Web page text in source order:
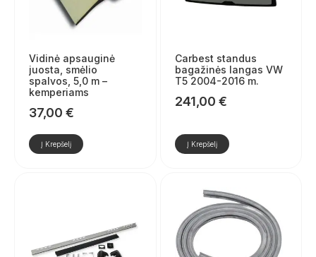
Vidinė apsauginė
juosta, smėlio
spalvos, 5,0 m –
kemperiams
37,00 €
Į Krepšelį
Carbest standus
bagažinės langas VW
T5 2004-2016 m.
241,00 €
Į Krepšelį